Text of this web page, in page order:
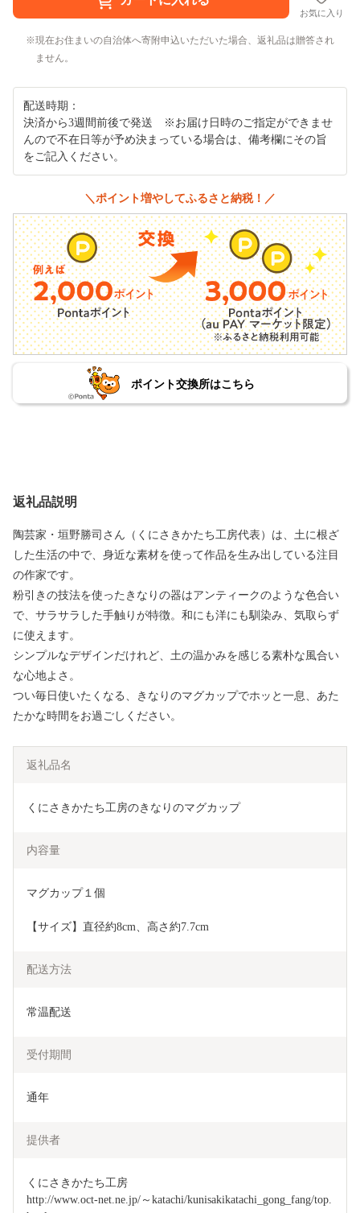
お気に入り
現在お住まいの自治体へ寄附申込いただいた場合、返礼品は贈答され
ません。
配送時期：
決済から3週間前後で発送 ※お届け日時のご指定ができませ
んので不在日等が予め決まっている場合は、備考欄にその旨
をご記入ください。
＼ポイント増やしてふるさと納税！／
ポイント交換所はこちら
返礼品説明
陶芸家・垣野勝司さん（くにさきかたち工房代表）は、土に根ざ
した生活の中で、身近な素材を使って作品を生み出している注目
の作家です。
粉引きの技法を使ったきなりの器はアンティークのような色合い
で、サラサラした手触りが特徴。和にも洋にも馴染み、気取らず
に使えます。
シンプルなデザインだけれど、土の温かみを感じる素朴な風合い
な心地よさ。
つい毎日使いたくなる、きなりのマグカップでホッと一息、あた
たかな時間をお過ごしください。
返礼品名
くにさきかたち工房のきなりのマグカップ
内容量
マグカップ１個
【サイズ】直径約8cm、高さ約7.7cm
配送方法
常温配送
受付期間
通年
提供者
くにさきかたち工房
http://www.oct-net.ne.jp/～katachi/kunisakikatachi_gong_fang/top.